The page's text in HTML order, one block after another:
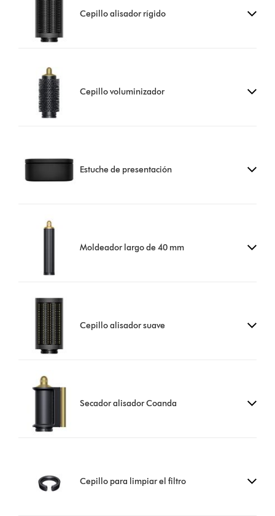
Cepillo alisador rígido
Cepillo voluminizador
Estuche de presentación
Moldeador largo de 40 mm
Cepillo alisador suave
Secador alisador Coanda
Cepillo para limpiar el filtro